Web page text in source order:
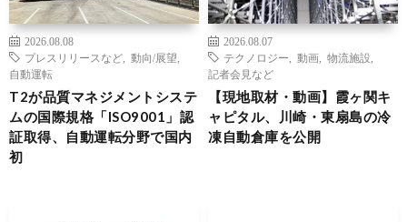
2026.08.08
プレスリリースなど
動向/展望
自動運転
T2が品質マネジメントシステ
ムの国際規格「ISO9001」認
証取得、自動運転分野で国内
初
2026.08.07
テクノロジー
動画 物流施設
記者会見など
【現地取材・動画】霞ヶ関キ
ャピタル、川崎・東扇島の冷
凍自動倉庫を公開